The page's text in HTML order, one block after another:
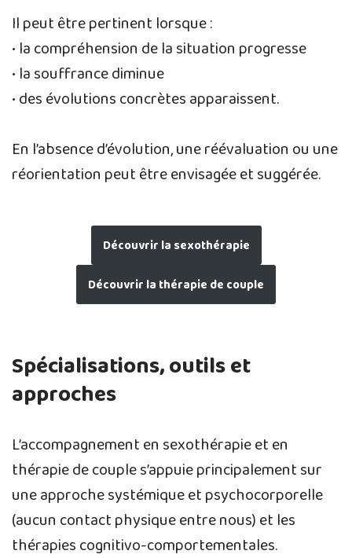
Il peut être pertinent lorsque :
• la compréhension de la situation progresse
• la souffrance diminue
• des évolutions concrètes apparaissent.
En l’absence d’évolution, une réévaluation ou une
réorientation peut être envisagée et suggérée.
Découvrir la sexothérapie
Découvrir la thérapie de couple
Spécialisations, outils et
approches
L’accompagnement en sexothérapie et en
thérapie de couple s’appuie principalement sur
une approche systémique et psychocorporelle
(aucun contact physique entre nous) et les
thérapies cognitivo-comportementales.